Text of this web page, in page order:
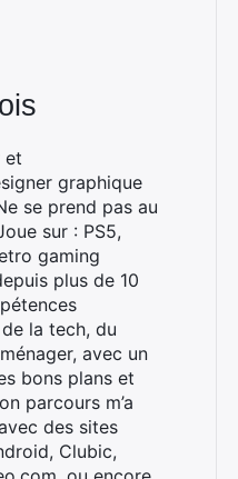
et
graphique
se prend pas au
sur : PS5,
gaming
plus de 10
la tech, du
avec un
bons plans et
parcours m’a
des sites
Clubic,